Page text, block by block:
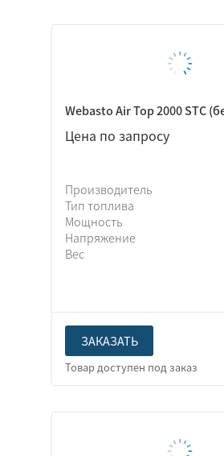
Webasto Air Top 2000 STC
Цена по запросу
Производитель
Тип топлива
Мощность
Напряжение
Вес
ЗАКАЗАТЬ